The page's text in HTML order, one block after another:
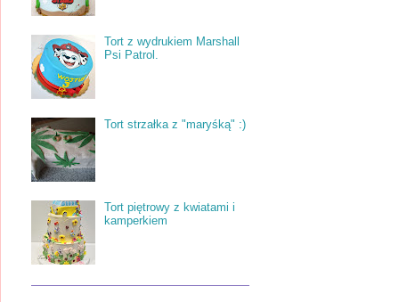
Tort z wydrukiem Marshall
Psi Patrol.
Tort strzałka z "maryśką" :)
Tort piętrowy z kwiatami i
kamperkiem